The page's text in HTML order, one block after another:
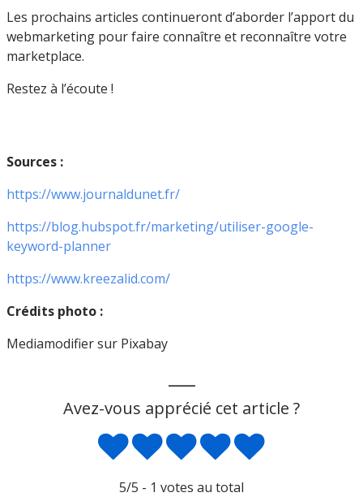
Les prochains articles continueront d’aborder l’apport du
webmarketing pour faire connaître et reconnaître votre
marketplace.
Restez à l’écoute !
Sources :
https://www.journaldunet.fr/
https://blog.hubspot.fr/marketing/utiliser-google-
keyword-planner
https://www.kreezalid.com/
Crédits photo :
Mediamodifier sur Pixabay
Avez-vous apprécié cet article ?
5/5 - 1 votes au total